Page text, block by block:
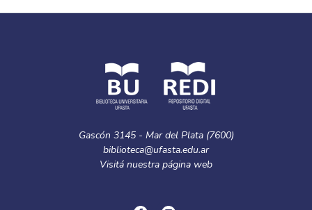
Gascón 3145 - Mar del Plata (7600)
biblioteca@ufasta.edu.ar
Visitá nuestra página web